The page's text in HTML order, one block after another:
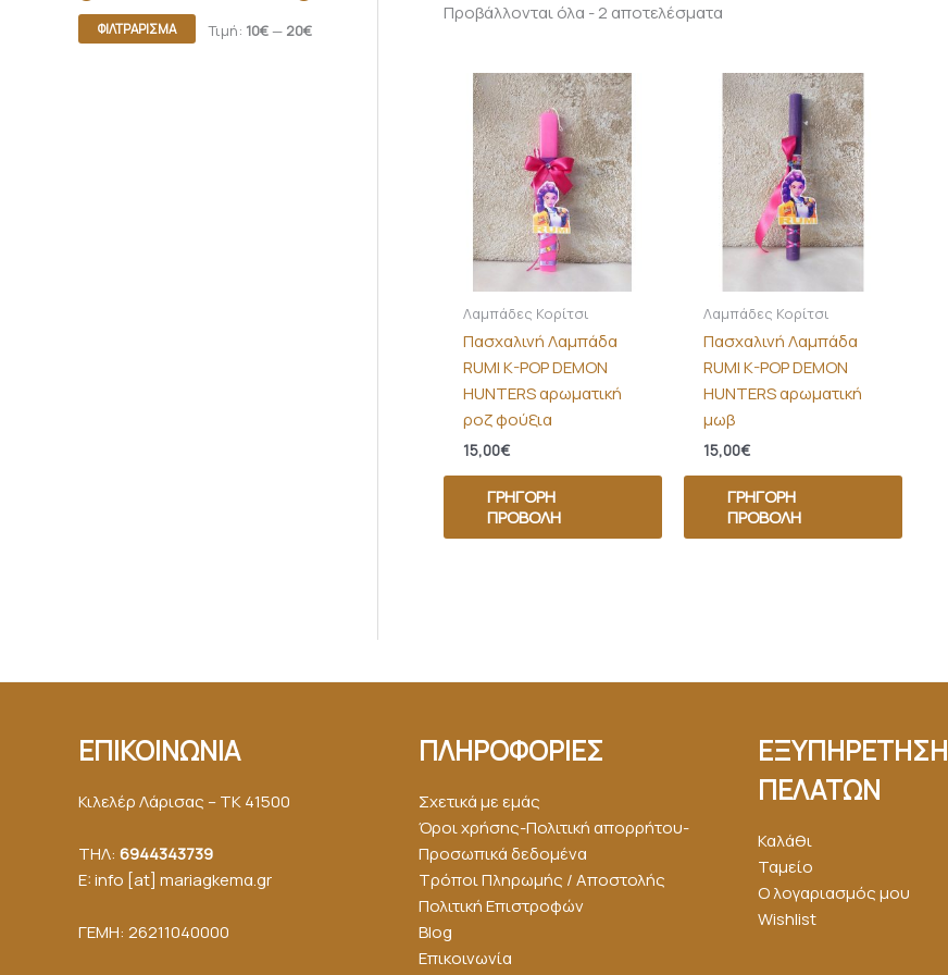
ΦΙΛΤΡΆΡΙΣΜΑ Τιμή: 10€— 20€
Προβάλλονται όλα - 2 αποτελέσματα
Λαμπάδες Κορίτσι
Πασχαλινή Λαμπάδα
RUMI K-POP DEMON
HUNTERS αρωματική
ροζ φούξια
15,00€
ΓΡΉΓΟΡΗ
ΠΡΟΒΟΛΉ
Λαμπάδες Κορίτσι
Πασχαλινή Λαμπάδα
RUMI K-POP DEMON
HUNTERS αρωματική
μωβ
15,00€
ΓΡΉΓΟΡΗ
ΠΡΟΒΟΛΉ
ΕΠΙΚΟΙΝΩΝΙΑ
Κιλελέρ Λάρισας – ΤΚ 41500
ΤΗΛ: 6944343739
E: info [at] mariagkemα.gr
ΓΕΜΗ: 26211040000
ΠΛΗΡΟΦΟΡΙΕΣ
Σχετικά με εμάς
Όροι χρήσης-Πολιτική απορρήτου-
Προσωπικά δεδομένα
Τρόποι Πληρωμής / Αποστολής
Πολιτική Επιστροφών
Blog
Επικοινωνία
ΕΞΥΠΗΡΕΤΗΣΗ
ΠΕΛΑΤΩΝ
Καλάθι
Ταμείο
Ο λογαριασμός μου
Wishlist